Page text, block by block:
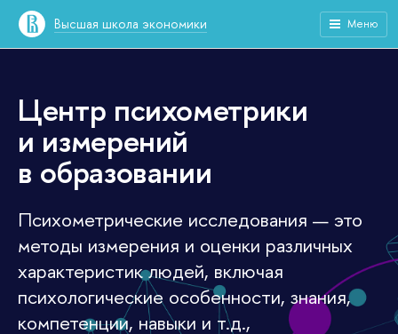
Высшая школа экономики Меню
Центр психометрики
и измерений
в образовании
Психометрические исследования — это
методы измерения и оценки различных
характеристик людей, включая
психологические особенности, знания,
компетенции, навыки и т.д.,